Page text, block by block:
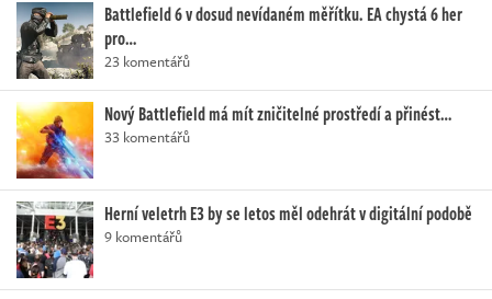
Battlefield 6 v dosud nevídaném měřítku. EA chystá 6 her
pro…
23 komentářů
Nový Battlefield má mít zničitelné prostředí a přinést…
33 komentářů
Herní veletrh E3 by se letos měl odehrát v digitální podobě
9 komentářů